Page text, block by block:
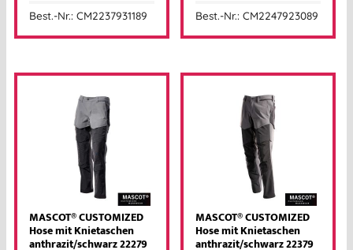
Best.-Nr.: CM2237931189 Best.-Nr.: CM2247923089
MASCOT® CUSTOMIZED
Hose mit Knietaschen
anthrazit/schwarz 22279
MASCOT® CUSTOMIZED
Hose mit Knietaschen
anthrazit/schwarz 22379